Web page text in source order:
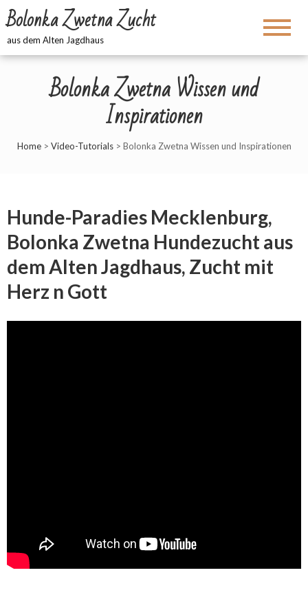
Bolonka Zwetna Zucht
aus dem Alten Jagdhaus
Bolonka Zwetna Wissen und
Inspirationen
Home> Video-Tutorials> Bolonka Zwetna Wissen und Inspirationen
Hunde-Paradies Mecklenburg,
Bolonka Zwetna Hundezucht aus
dem Alten Jagdhaus, Zucht mit
Herz n Gott